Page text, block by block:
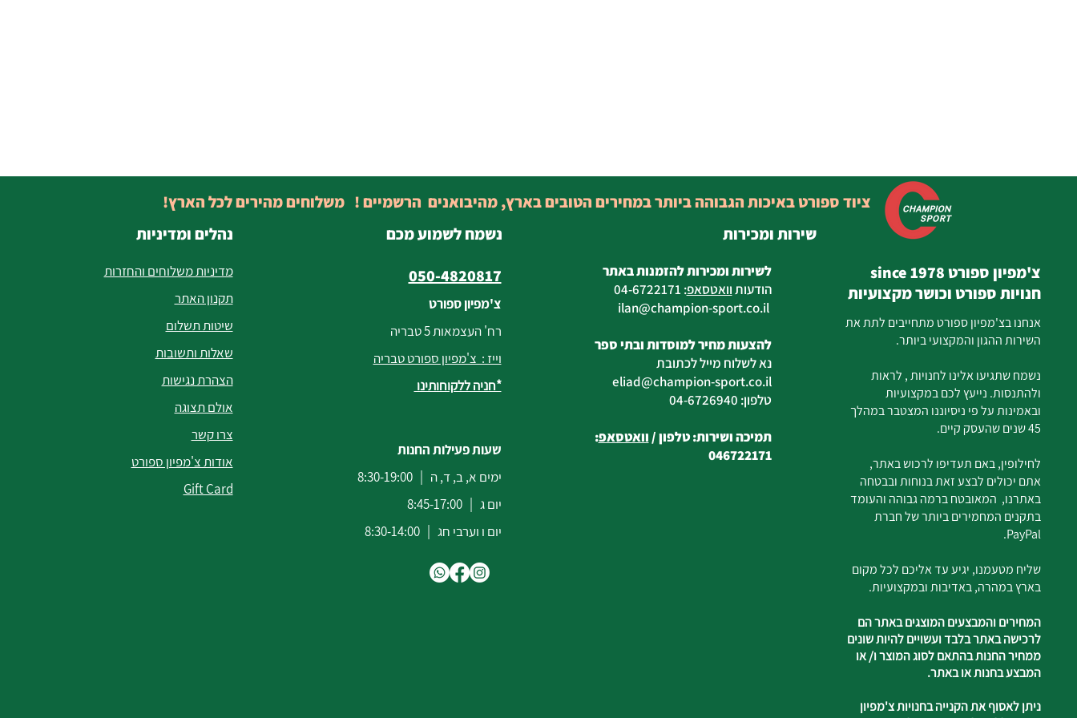
נהלים ומדיניות
מדיניות משלוחים והחזרות
תקנון האתר
שיטות תשלום
שאלות ותשובות
הצהרת נגישות
אולם תצוגה
צרו קשר
אודות צ'מפיון ספורט
Gift Card
נשמח לשמוע מכם
050-4820817
צ'מפיון ספורט
רח' העצמאות 5 טבריה
וייז : צ'מפיון ספורט טבריה
*חניה ללקוחותינו
שעות פעילות החנות
ימים א, ב, ד, ה | 8:30-19:00
יום ג | 8:45-17:00
יום ו וערבי חג | 8:30-14:00
לשירות ומכירות להזמנות באתר
הודעותוואטסאפ:
04-6722171
ilan
@champion-sport.co.il
להצעות מחיר למוסדות ובתי ספר
נא לשלוח מייל לכתובת
eliad@champion-sport.co.il
טלפון: 04-6726940
תמיכה ושירות: טלפון /וואטסאפ:
046722171
צ'מפיון ספורט since 1978
חנויות ספורט וכושר מקצועיות
אנחנו בצ'מפיון ספורט מתחייבים לתת את
השירות ההגון והמקצועי ביותר.
נשמח שתגיעו אלינו לחנויות , לראות
ולהתנסות. נייעץ לכם במקצועיות
ובאמינות על פי ניסיוננו המצטבר במהלך
45 שנים שהעסק קיים.
לחילופין, באם תעדיפו לרכוש באתר,
אתם יכולים לבצע זאת בנוחות ובבטחה
באתרנו, המאובטח ברמה גבוהה והעומד
בתקנים המחמירים ביותר של חברת
PayPal.
שליח מטעמנו, יגיע עד אליכם לכל מקום
בארץ במהרה, באדיבות ובמקצועיות.
המחירים והמבצעים המוצגים באתר הם
לרכישה באתר בלבד ועשויים להיות שונים
ממחיר החנות בהתאם לסוג המוצר ו/ או
המבצע בחנות או באתר.
ניתן לאסוף את הקנייה בחנויות צ'מפיון
שירות ומכירות
ציוד ספורט באיכות הגבוהה ביותר במחירים הטובים בארץ, מהיבואנים הרשמיים ! משלוחים מהירים לכל הארץ!